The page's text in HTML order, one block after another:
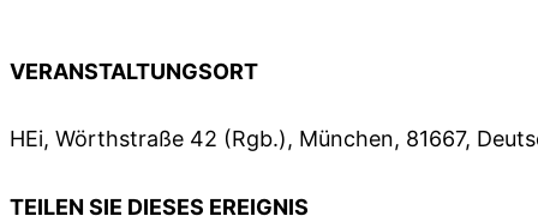
VERANSTALTUNGSORT
HEi, Wörthstraße 42 (Rgb.), München, 81667,
TEILEN SIE DIESES EREIGNIS